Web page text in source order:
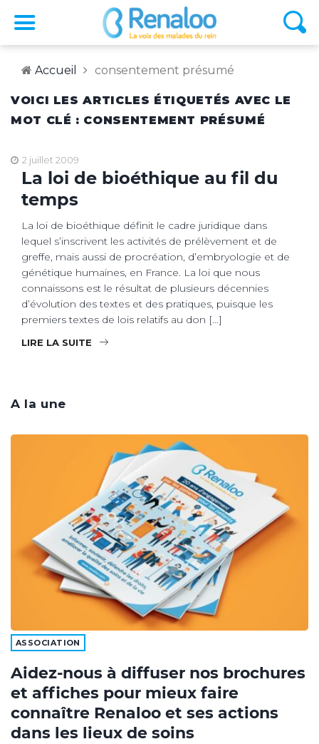
Accueil consentement présumé
VOICI LES ARTICLES ÉTIQUETÉS AVEC LE
MOT CLÉ : CONSENTEMENT PRÉSUMÉ
2 juillet 2009
La loi de bioéthique au fil du
temps
La loi de bioéthique définit le cadre juridique dans
lequel s’inscrivent les activités de prélèvement et de
greffe, mais aussi de procréation, d’embryologie et de
génétique humaines, en France. La loi que nous
connaissons est le résultat de plusieurs décennies
d’évolution des textes et des pratiques, puisque les
premiers textes de lois relatifs au don […]
LIRE LA SUITE
A la une
ASSOCIATION
Aidez-nous à diffuser nos brochures
et affiches pour mieux faire
connaître Renaloo et ses actions
dans les lieux de soins